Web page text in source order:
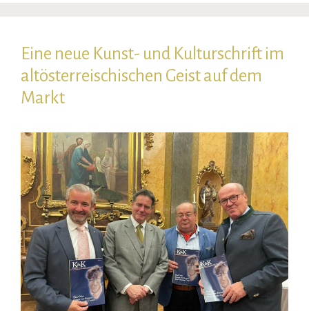
Eine neue Kunst- und Kulturschrift im
altösterreischischen Geist auf dem
Markt